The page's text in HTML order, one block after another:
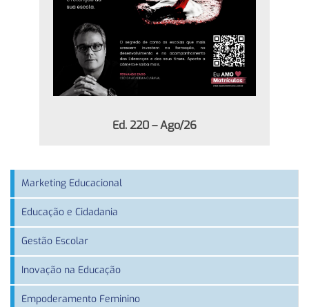
Ed. 220 – Ago/26
Marketing Educacional
Educação e Cidadania
Gestão Escolar
Inovação na Educação
Empoderamento Feminino